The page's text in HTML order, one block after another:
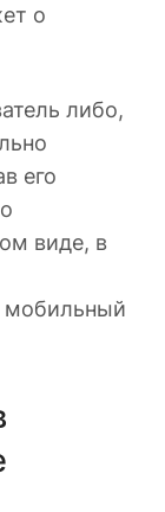
о
либо,
его
виде, в
мобильный